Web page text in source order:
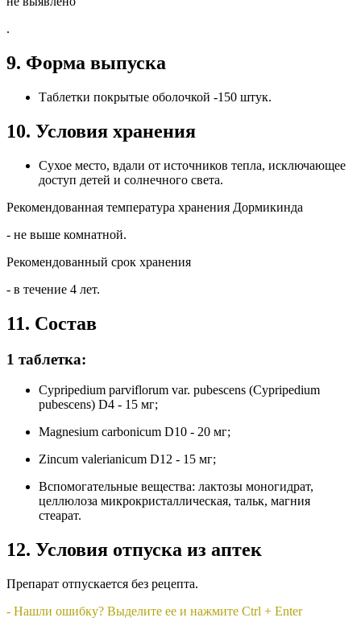
.
9. Форма выпуска
Таблетки покрытые оболочкой -150 штук.
10. Условия хранения
Сухое место, вдали от источников тепла, исключающее
доступ детей и солнечного света.
Рекомендованная температура хранения Дормикинда
- не выше комнатной.
Рекомендованный срок хранения
- в течение 4 лет.
11. Состав
1 таблетка:
Cypripedium parviflorum var. pubescens (Cypripedium
pubescens) D4 - 15 мг;
Magnesium carbonicum D10 - 20 мг;
Zincum valerianicum D12 - 15 мг;
Вспомогательные вещества: лактозы моногидрат,
целлюлоза микрокристаллическая, тальк, магния
стеарат.
12. Условия отпуска из аптек
Препарат отпускается без рецепта.
- Нашли ошибку? Выделите ее и нажмите Ctrl + Enter